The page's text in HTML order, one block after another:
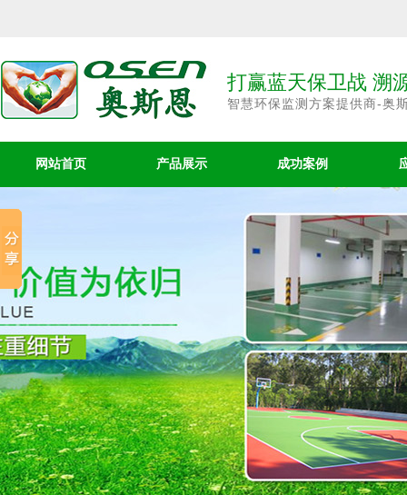
打赢蓝天保卫战 溯
智慧环保监测方案提供商-奥
网站首页 产品展示 成功案例